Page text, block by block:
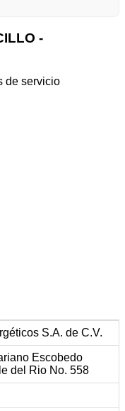
-
de servicio
S.A. de C.V.
Escobedo
del Rio No. 558